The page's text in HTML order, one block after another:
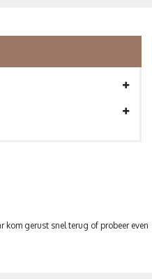
kom gerust snel terug of probeer even